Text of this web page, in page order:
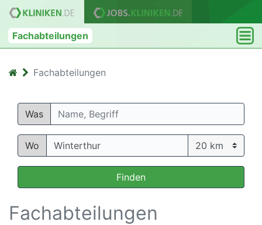
Fachabteilungen
Fachabteilungen
Was
Wo
Finden
Fachabteilungen